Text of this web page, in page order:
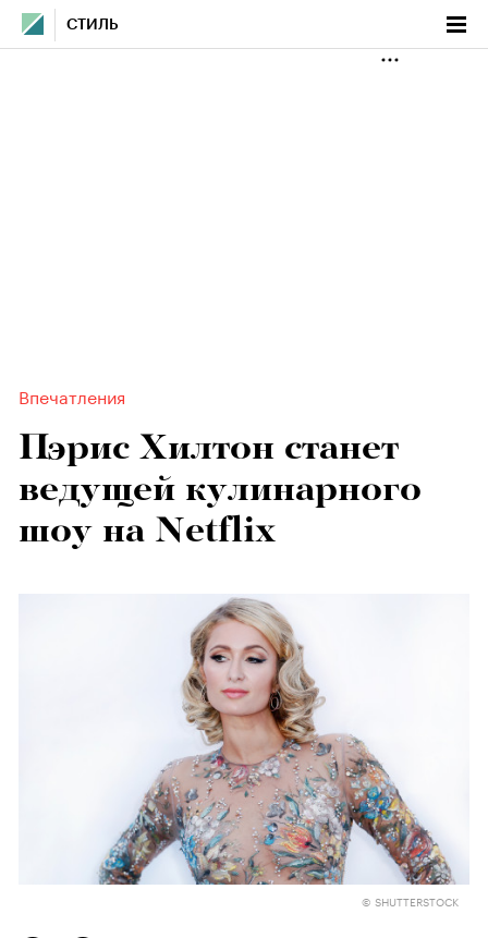
СТИЛЬ
Впечатления
Пэрис Хилтон станет
ведущей кулинарного
шоу на Netflix
© SHUTTERSTOCK